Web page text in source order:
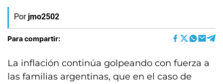
Por jmo2502
Para compartir:
La inflación continúa golpeando con fuerza a
las familias argentinas, que en el caso de